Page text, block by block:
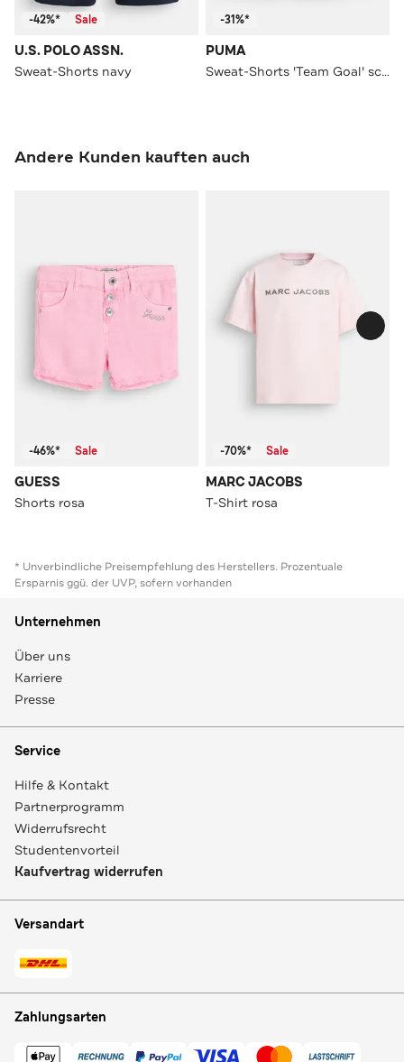
-42%* Sale
U.S. POLO ASSN.
Sweat-Shorts navy
-31%*
PUMA
Sweat-Shorts 'Team Goal' schwarz
Andere Kunden kauften auch
-46%* Sale
GUESS
Shorts rosa
-70%* Sale
MARC JACOBS
T-Shirt rosa
* Unverbindliche Preisempfehlung des Herstellers. Prozentuale
Ersparnis ggü. der UVP, sofern vorhanden
Unternehmen
Über uns
Karriere
Presse
Service
Hilfe & Kontakt
Partnerprogramm
Widerrufsrecht
Studentenvorteil
Kaufvertrag widerrufen
Versandart
Zahlungsarten